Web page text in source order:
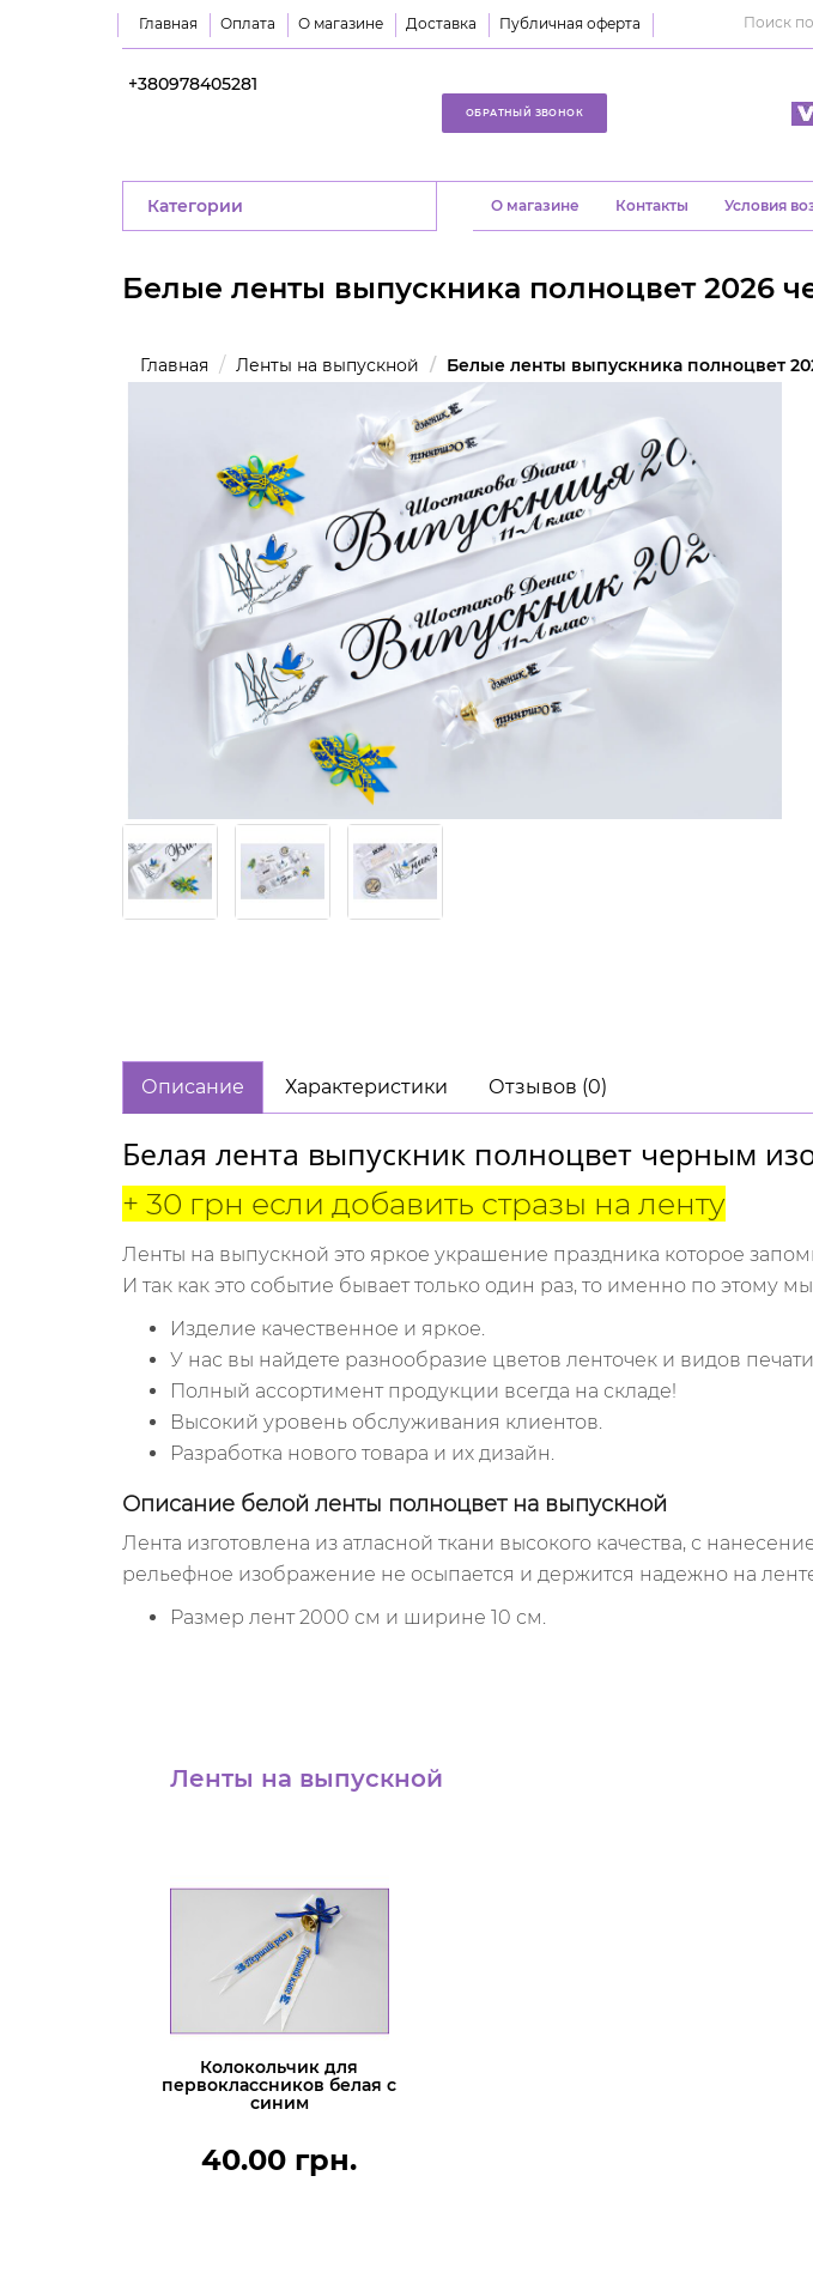
Главная Оплата О магазине Доставка Публичная оферта
+380978405281
ОБРАТНЫЙ ЗВОНОК
O магазине Контакты Условия
Категории
Белые ленты выпускника полноцвет 2026
Главная Ленты на выпускной Белые ленты выпускника полноцвет
Описание Характеристики Отзывов (0)
Белая лента выпускник полноцвет черным
+ 30 грн если добавить стразы на ленту
Ленты на выпускной это яркое украшение праздника которое
И так как это событие бывает только один раз, то именно по этому
Изделие качественное и яркое.
У нас вы найдете разнообразие цветов ленточек и видов печати.
Полный ассортимент продукции всегда на складе!
Высокий уровень обслуживания клиентов.
Разработка нового товара и их дизайн.
Описание белой ленты полноцвет на выпускной
Лента изготовлена из атласной ткани высокого качества, с
рельефное изображение не осыпается и держится надежно на
Размер лент 2000 см и ширине 10 см.
Ленты на выпускной
Колокольчик для
первоклассников белая с
синим
40.00 грн.